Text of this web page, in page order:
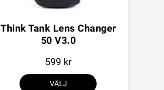
Think Tank Lens Changer
50 V3.0
599
VÄLJ